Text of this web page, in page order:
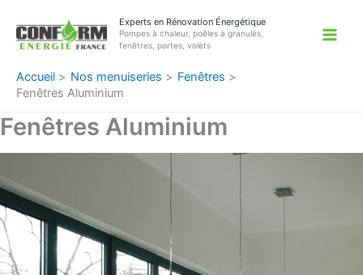
contenu
Experts en Rénovation Énergétique
Pompes à chaleur, poêles à granulés,
fenêtres, portes, volets
Accueil Nos menuiseries
Fenêtres
Fenêtres Aluminium
Fenêtres Aluminium